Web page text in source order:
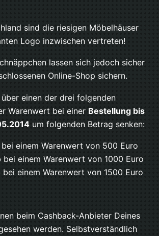
sind die riesigen Möbelhäuser
Logo inzwischen vertreten!
lassen sich jedoch sicher
Online-Shop sichern.
einen der drei folgenden
Warenwert bei einer Bestellung bis
um folgenden Betrag senken:
bei einem Warenwert von 500 Euro
bei einem Warenwert von 1000 Euro
bei einem Warenwert von 1500 Euro
beim Cashback-Anbieter Deines
werden. Selbstverständlich